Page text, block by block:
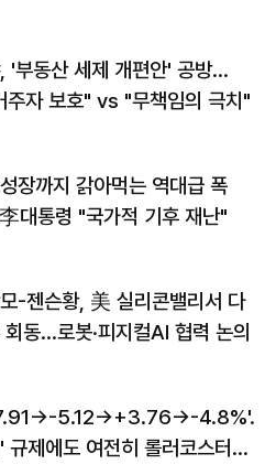
'부동산 세제 개편안' 공방…
주자 보호" vs "무책임의 극치"
장까지 갉아먹는 역대급 폭
대통령 "국가적 기후 재난"
-젠슨황, 美 실리콘밸리서 다
회동…로봇·피지컬AI 협력 논의
5.12→+3.76→-4.8%'…'
규제에도 여전히 롤러코스터